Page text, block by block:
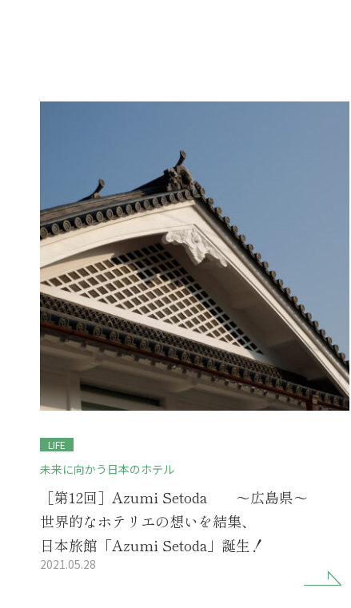
LIFE
未来に向かう日本のホテル
［第12回］Azumi Setoda ～広島県～
世界的なホテリエの想いを結集、
日本旅館「Azumi Setoda」誕生！
2021.05.28